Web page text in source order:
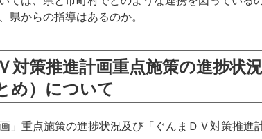
県からの指導はあるのか。
策推進計画重点施策の進捗状
め）について
」重点施策の進捗状況及び「ぐんまＤＶ対策推進